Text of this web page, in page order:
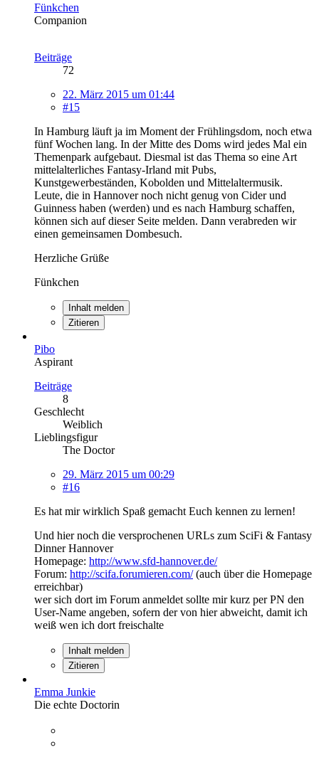
Fünkchen
Companion
Beiträge
72
22. März 2015 um 01:44
#15
In Hamburg läuft ja im Moment der Frühlingsdom, noch etwa
fünf Wochen lang. In der Mitte des Doms wird jedes Mal ein
Themenpark aufgebaut. Diesmal ist das Thema so eine Art
mittelalterliches Fantasy-Irland mit Pubs,
Kunstgewerbeständen, Kobolden und Mittelaltermusik.
Leute, die in Hannover noch nicht genug von Cider und
Guinness haben (werden) und es nach Hamburg schaffen,
können sich auf dieser Seite melden. Dann verabreden wir
einen gemeinsamen Dombesuch.
Herzliche Grüße
Fünkchen
Inhalt melden
Zitieren
Pibo
Aspirant
Beiträge
8
Geschlecht
Weiblich
Lieblingsfigur
The Doctor
29. März 2015 um 00:29
#16
Es hat mir wirklich Spaß gemacht Euch kennen zu lernen!
Und hier noch die versprochenen URLs zum SciFi & Fantasy
Dinner Hannover
Homepage: http://www.sfd-hannover.de/
Forum: http://scifa.forumieren.com/(auch über die Homepage
erreichbar)
wer sich dort im Forum anmeldet sollte mir kurz per PN den
User-Name angeben, sofern der von hier abweicht, damit ich
weiß wen ich dort freischalte
Inhalt melden
Zitieren
Emma Junkie
Die echte Doctorin